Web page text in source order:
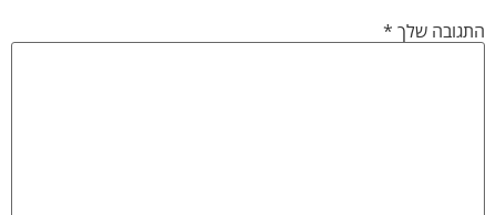
התגובה שלך *